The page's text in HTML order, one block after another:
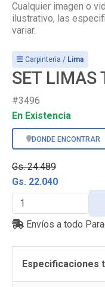
Cualquier imagen o
ilustrativo, las
variar.
Carpinteria / Lima
SET LIMAS
#3496
En Existencia
DONDE ENCONTRAR
Gs. 24.489
Gs. 22.040
Envíos a todo
Especificaciones